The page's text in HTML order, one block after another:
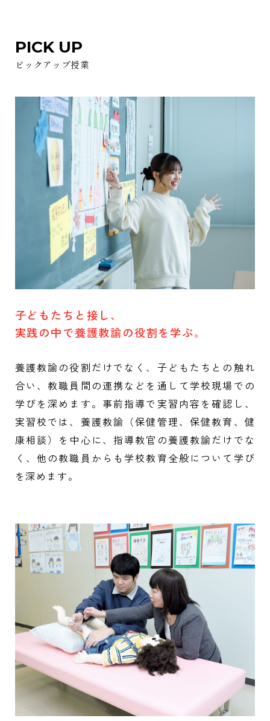
PICK UP
ピックアップ授業
子どもたちと接し、
実践の中で養護教諭の役割を学ぶ。
養護教諭の役割だけでなく、子どもたちとの触れ
合い、教職員間の連携などを通して学校現場での
学びを深めます。事前指導で実習内容を確認し、
実習校では、養護教諭（保健管理、保健教育、健
康相談）を中心に、指導教官の養護教諭だけでな
く、他の教職員からも学校教育全般について学び
を深めます。